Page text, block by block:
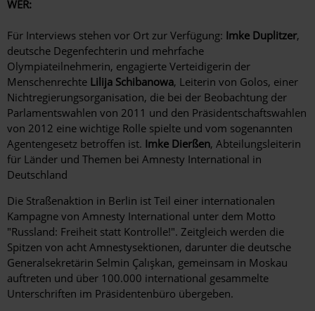
WER:
Für Interviews stehen vor Ort zur Verfügung: Imke Duplitzer,
deutsche Degenfechterin und mehrfache
Olympiateilnehmerin, engagierte Verteidigerin der
Menschenrechte Lilija Schibanowa, Leiterin von Golos, einer
Nichtregierungsorganisation, die bei der Beobachtung der
Parlamentswahlen von 2011 und den Präsidentschaftswahlen
von 2012 eine wichtige Rolle spielte und vom sogenannten
Agentengesetz betroffen ist. Imke Dierßen, Abteilungsleiterin
für Länder und Themen bei Amnesty International in
Deutschland
Die Straßenaktion in Berlin ist Teil einer internationalen
Kampagne von Amnesty International unter dem Motto
"Russland: Freiheit statt Kontrolle!". Zeitgleich werden die
Spitzen von acht Amnestysektionen, darunter die deutsche
Generalsekretärin Selmin Çalışkan, gemeinsam in Moskau
auftreten und über 100.000 international gesammelte
Unterschriften im Präsidentenbüro übergeben.